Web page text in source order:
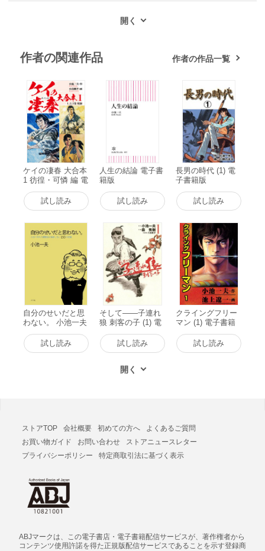
作者の関連作品 作者の作品一覧
ケイの凄春 大合本
1 彷徨・可憐 編 電
子書籍版
試し読み
人生の結論 電子書
籍版
試し読み
長男の時代 (1) 電
子書籍版
試し読み
自分のせいだと思
わない。 小池一夫
の人間関係に執着
しない233の言葉
電子書籍版
試し読み
そして――子連れ
狼 刺客の子 (1) 電
子書籍版
試し読み
クライングフリー
マン (1) 電子書籍
試し読み
ストアTOP 会社概要 初めての方へ
よくあるご質問
お買い物ガイド
お問い合わせ
ストアニュースレター
プライバシーポリシー
特定商取引法に基づく表示
ABJマークは、この電子書店・電子書籍配信サービスが、著作権者から
コンテンツ使用許諾を得た正規版配信サービスであることを示す登録商